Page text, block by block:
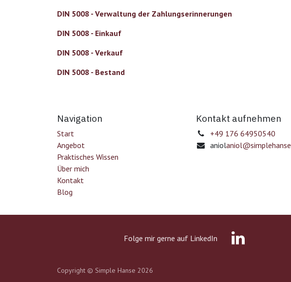
DIN 5008 - Verwaltung der Zahlungserinnerungen
DIN 5008 - Einkauf
DIN 5008 - Verkauf
DIN 5008 - Bestand
Navigation
Start
Angebot
Praktisches Wissen
Über mich
Kontakt
Blog
Kontakt aufnehmen
+49 176 64950540
aniol
Folge mir gerne auf LinkedIn
Copyright © Simple Hanse 2026